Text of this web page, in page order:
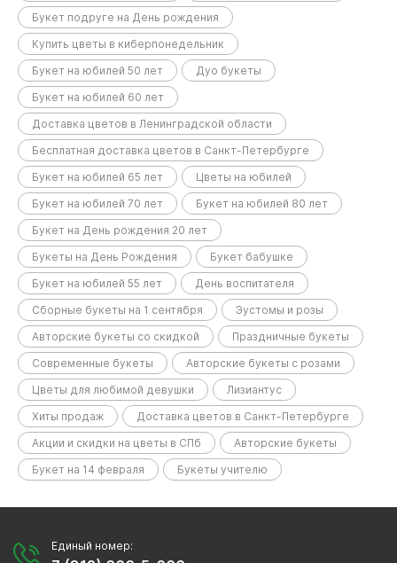
Букет подруге на День рождения
Купить цветы в киберпонедельник
Букет на юбилей 50 лет
Дуо букеты
Букет на юбилей 60 лет
Доставка цветов в Ленинградской области
Бесплатная доставка цветов в Санкт-Петербурге
Букет на юбилей 65 лет
Цветы на юбилей
Букет на юбилей 70 лет
Букет на юбилей 80 лет
Букет на День рождения 20 лет
Букеты на День Рождения
Букет бабушке
Букет на юбилей 55 лет
День воспитателя
Сборные букеты на 1 сентября
Эустомы и розы
Авторские букеты со скидкой
Праздничные букеты
Современные букеты
Авторские букеты с розами
Цветы для любимой девушки
Лизиантус
Хиты продаж
Доставка цветов в Санкт-Петербурге
Акции и скидки на цветы в СПб
Авторские букеты
Букет на 14 февраля
Букеты учителю
Единый номер: